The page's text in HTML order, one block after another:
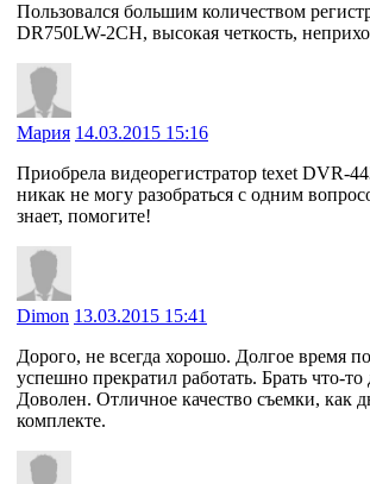
Пользовался большим количеством
DR750LW-2CH, высокая четкость,
Мария 14.03.2015 15:16
Приобрела видеорегистратор texet DVR-
никак не могу разобраться с одним
знает, помогите!
Dimon 13.03.2015 15:41
Дорого, не всегда хорошо. Долгое время
успешно прекратил работать. Брать что-
Доволен. Отличное качество съемки, как
комплекте.